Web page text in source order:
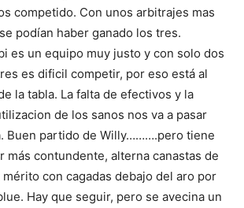
competido. Con unos arbitrajes mas
podían haber ganado los tres.
es un equipo muy justo y con solo dos
es dificil competir, por eso está al
la tabla. La falta de efectivos y la
de los sanos nos va a pasar
Buen partido de Willy……….pero tiene
más contundente, alterna canastas de
mérito con cagadas debajo del aro por
Hay que seguir, pero se avecina un